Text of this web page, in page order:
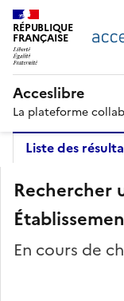
RÉPUBLIQUE
FRANÇAISE
Acceslibre
La plateforme
Liste des
Rechercher
En cours de